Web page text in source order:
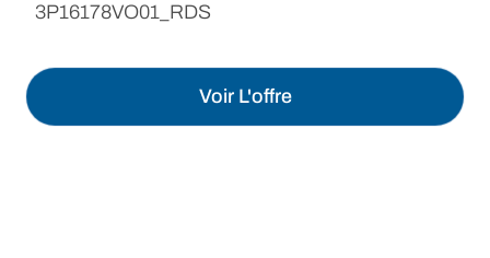
3P16178VO01_RDS
Voir L'offre